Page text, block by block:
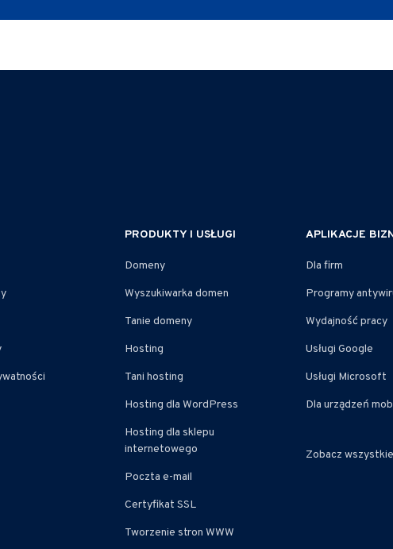
PRODUKTY I USŁUGI
Domeny
Wyszukiwarka domen
Tanie domeny
Hosting
Tani hosting
Hosting dla WordPress
Hosting dla sklepu
internetowego
Poczta e-mail
Certyfikat SSL
Tworzenie stron WWW
APLIKACJE
Dla firm
Programy
Wydajność pracy
Usługi Google
Usługi Microsoft
Dla urządzeń
Zobacz